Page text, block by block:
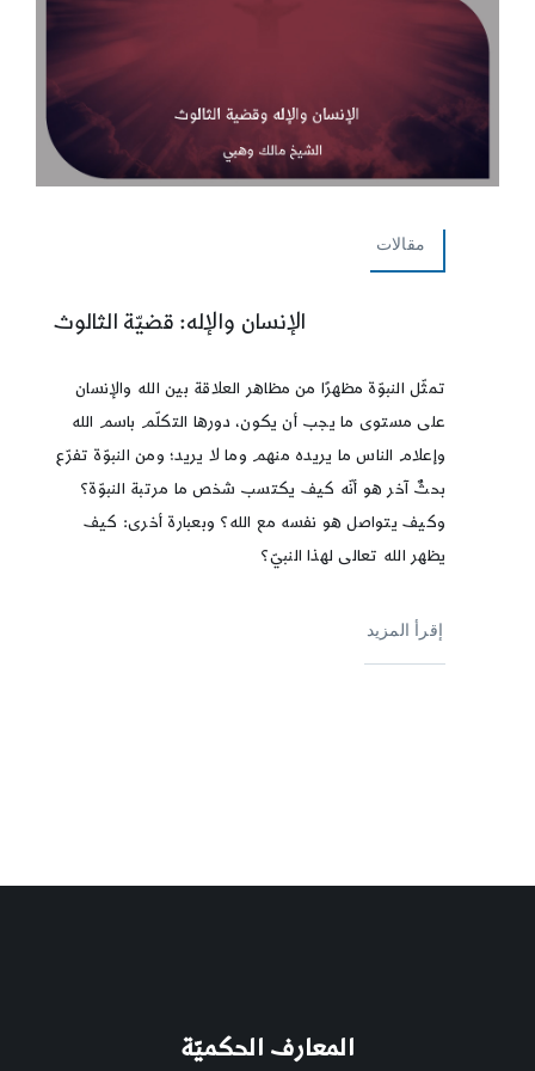
مقالات
الإنسان والإله: قضيّة الثالوث
تمثّل النبوّة مظهرًا من مظاهر العلاقة بين الله والإنسان
على مستوى ما يجب أن يكون، دورها التكلّم باسم الله
وإعلام الناس ما يريده منهم وما لا يريد؛ ومن النبوّة تفرّع
بحثٌ آخر هو أنّه كيف يكتسب شخص ما مرتبة النبوّة؟
وكيف يتواصل هو نفسه مع الله؟ وبعبارة أخرى: كيف
يظهر الله تعالى لهذا النبيّ؟
إقرأ المزيد
المعارف الحكميّة